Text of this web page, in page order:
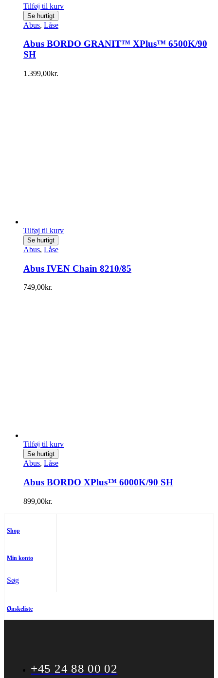
Tilføj til kurv
Se hurtigt
Abus, Låse
Abus BORDO GRANIT™ XPlus™ 6500K/90
SH
1.399,00kr.
Tilføj til kurv
Se hurtigt
Abus, Låse
Abus IVEN Chain 8210/85
749,00kr.
Tilføj til kurv
Se hurtigt
Abus, Låse
Abus BORDO XPlus™ 6000K/90 SH
899,00kr.
Shop
Min konto
Søg
Ønskeliste
+45 24 88 00 02